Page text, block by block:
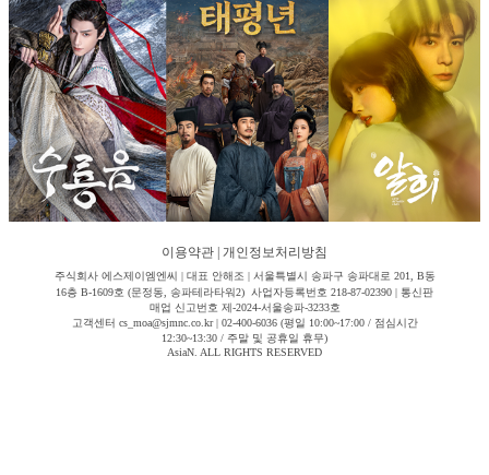
이용약관 개인정보처리방침
주식회사 에스제이엠엔씨 | 대표 안해조 | 서울특별시 송파구 송파대로 201, B동
16층 B-1609호 (문정동, 송파테라타워2) 사업자등록번호 218-87-02390 | 통신판
매업 신고번호 제-2024-서울송파-3233호
고객센터 cs_moa@sjmnc.co.kr | 02-400-6036 (평일 10:00~17:00 / 점심시간
12:30~13:30 / 주말 및 공휴일 휴무)
AsiaN. ALL RIGHTS RESERVED